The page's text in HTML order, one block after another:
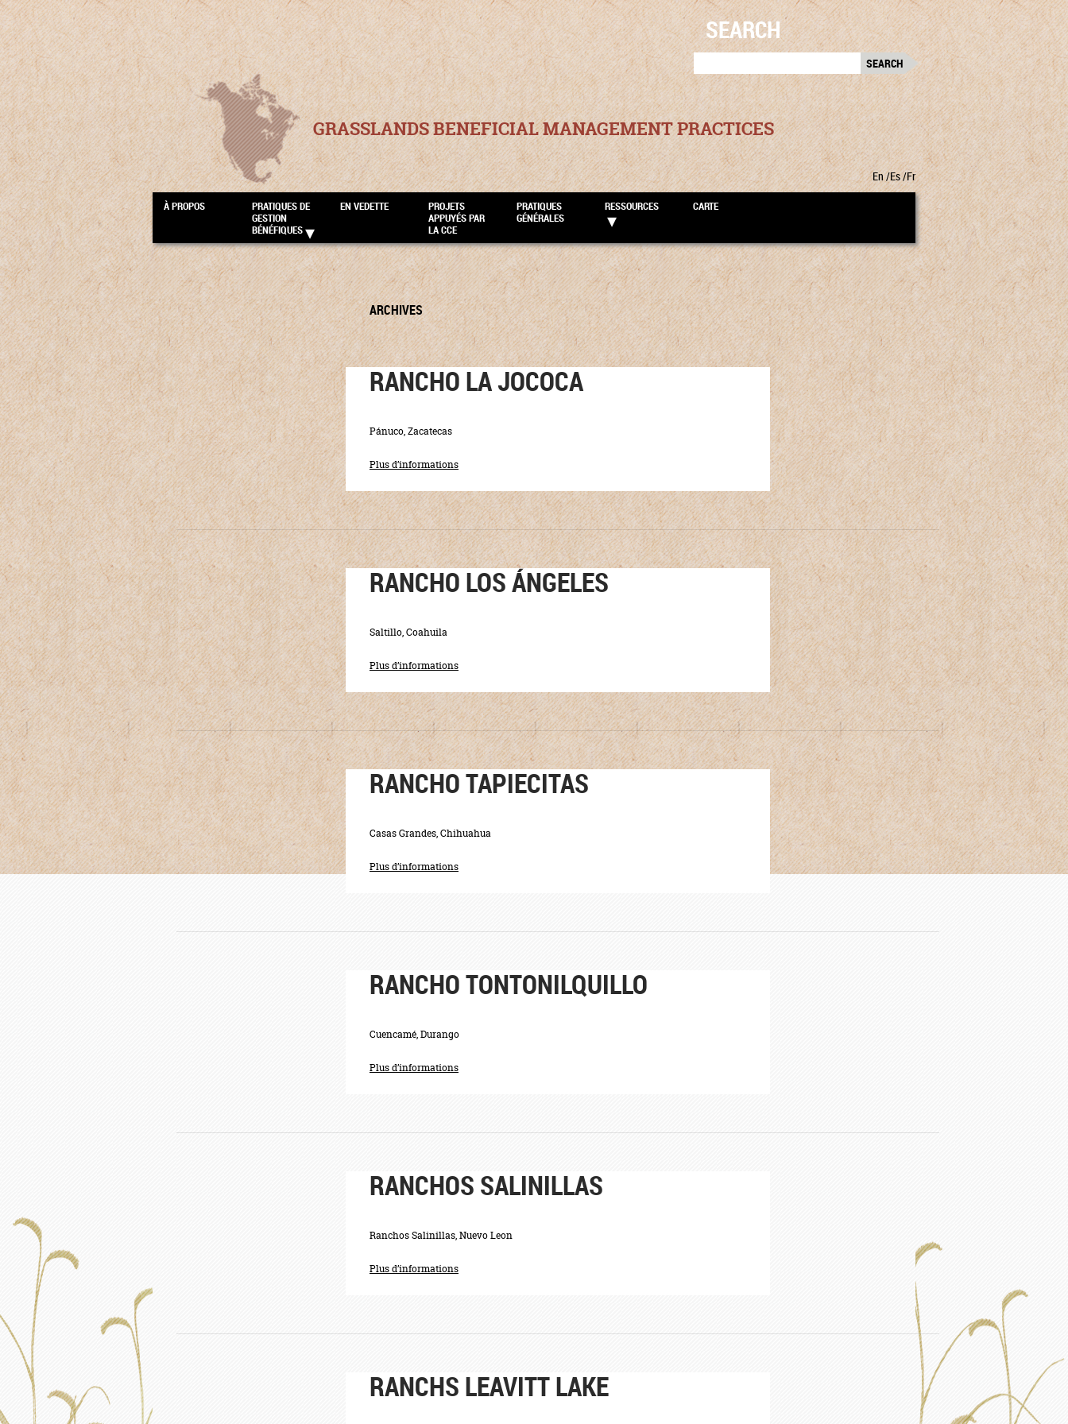
SEARCH
SEARCH
FOR:
GRASSLANDS BENEFICIAL MANAGEMENT PRACTICES
En Es Fr
À PROPOS
PRATIQUES DE
GESTION
BÉNÉFIQUES
EN VEDETTE
PROJETS
APPUYÉS PAR
LA CCE
PRATIQUES
GÉNÉRALES
RESSOURCES CARTE
ARCHIVES
RANCHO LA JOCOCA
Pánuco, Zacatecas
Plus d’informations
RANCHO LOS ÁNGELES
Saltillo, Coahuila
Plus d’informations
RANCHO TAPIECITAS
Casas Grandes, Chihuahua
Plus d’informations
RANCHO TONTONILQUILLO
Cuencamé, Durango
Plus d’informations
RANCHOS SALINILLAS
Ranchos Salinillas, Nuevo Leon
Plus d’informations
RANCHS LEAVITT LAKE